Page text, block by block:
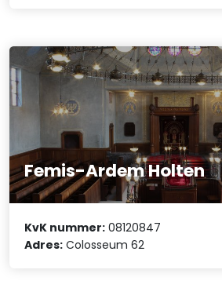
Femis-Ardem Holten
KvK nummer: 08120847
Adres: Colosseum 62